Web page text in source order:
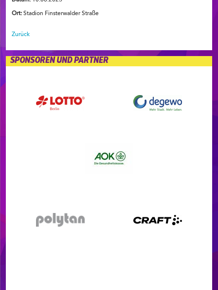
Ort: Stadion Finsterwalder Straße
Zurück
SPONSOREN UND PARTNER